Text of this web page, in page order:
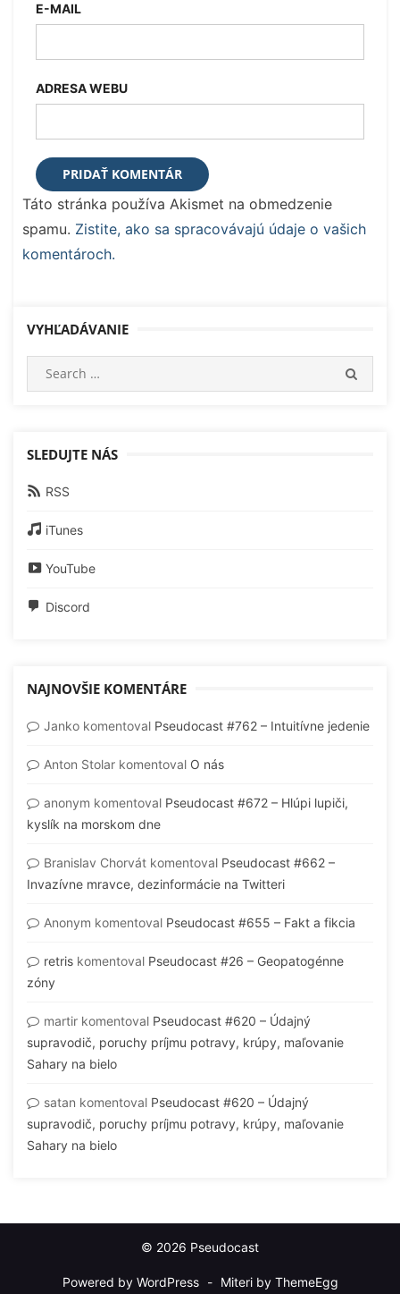
E-MAIL
ADRESA WEBU
Táto stránka používa Akismet na obmedzenie
spamu. Zistite, ako sa spracovávajú údaje o vašich
komentároch.
VYHĽADÁVANIE
SLEDUJTE NÁS
RSS
iTunes
YouTube
Discord
NAJNOVŠIE KOMENTÁRE
Janko komentoval Pseudocast #762 – Intuitívne jedenie
Anton Stolar komentoval O nás
anonym komentoval Pseudocast #672 – Hlúpi lupiči,
kyslík na morskom dne
Branislav Chorvát komentoval Pseudocast #662 –
Invazívne mravce, dezinformácie na Twitteri
Anonym komentoval Pseudocast #655 – Fakt a fikcia
retris komentoval Pseudocast #26 – Geopatogénne
zóny
martir komentoval Pseudocast #620 – Údajný
supravodič, poruchy príjmu potravy, krúpy, maľovanie
Sahary na bielo
satan komentoval Pseudocast #620 – Údajný
supravodič, poruchy príjmu potravy, krúpy, maľovanie
Sahary na bielo
© 2026 Pseudocast
Powered by WordPress - Miteri by ThemeEgg